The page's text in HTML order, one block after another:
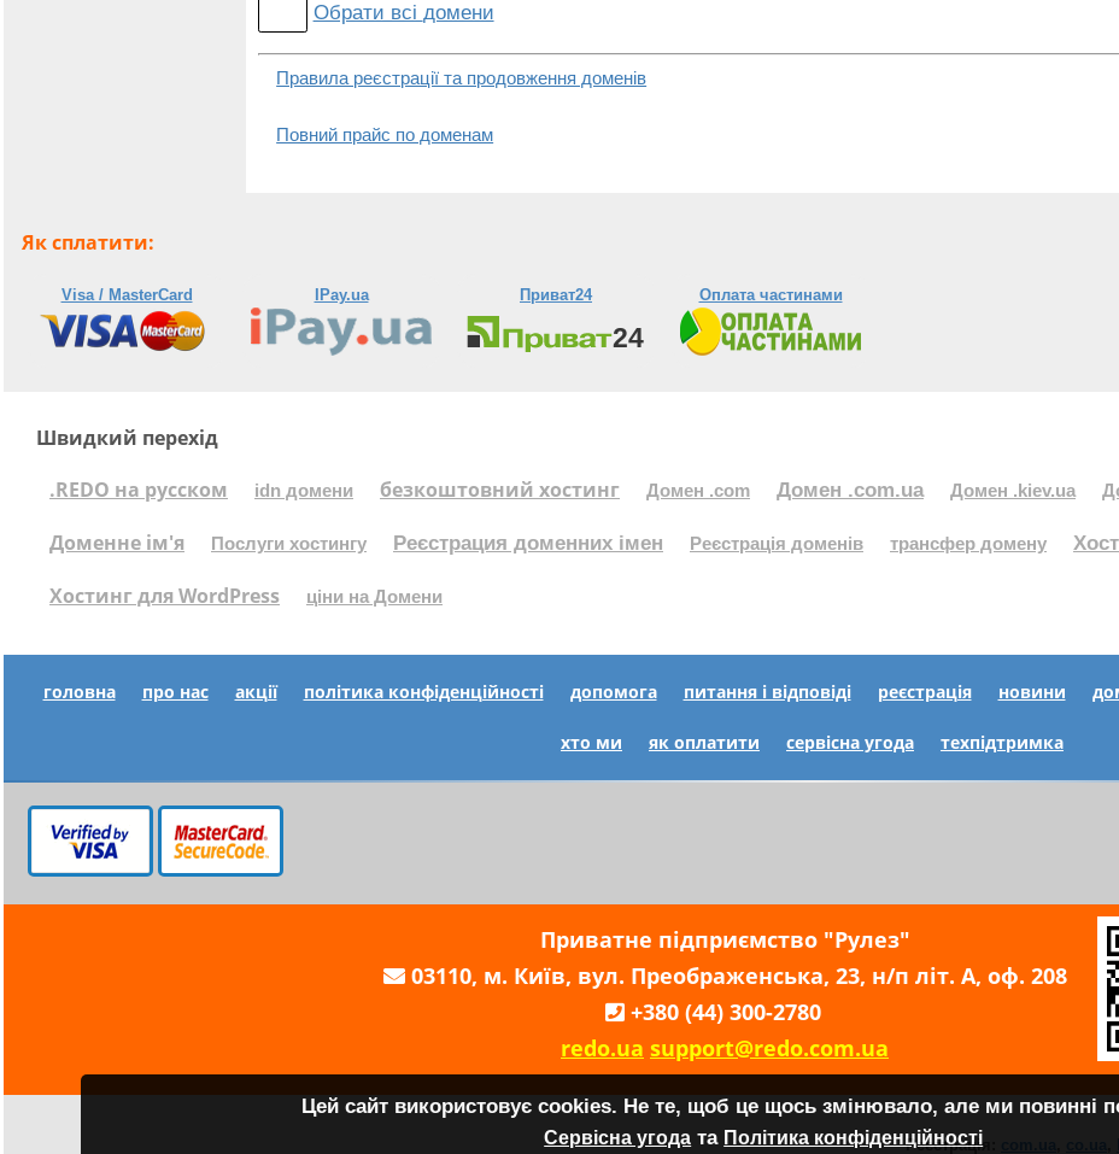
Обрати всі домени
Правила реєстрації та продовження доменів
Повний прайс по доменам
Як сплатити:
Visa / MasterCard IPay.ua Приват24 Оплата частинами
Швидкий перехід
.REDO на русском
idn домени безкоштовний хостинг Домен .com Домен .com.ua Домен .kiev.ua
Доменне ім'я Послуги хостингу Реєстрация доменних імен Реєстрація доменів трансфер домену
Хостинг для WordPress
ціни на Домени
головна про нас акції політика конфіденційності допомога питання і відповіді реєстрація новини
хто ми як оплатити сервісна угода техпідтримка
Приватне підприємство "Рулез"
03110, м. Київ, вул. Преображенська, 23, н/п літ. А, оф. 208
+380 (44) 300-2780
redo.ua support@redo.com.ua
Реєстрація:
Цей сайт використовує cоokies. Не те, щоб це щось змінювало, але ми повинні
Сервісна угода та Політика конфіденційності